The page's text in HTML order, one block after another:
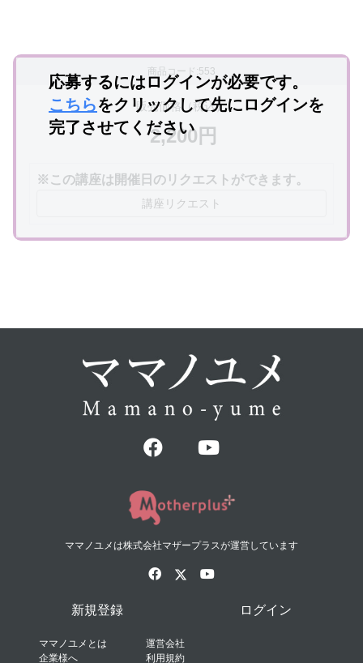
商品コード:553
販売価格（税込）
2,200円
※この講座は開催日のリクエストができます。
講座リクエスト
応募するにはログインが必要です。
こちらをクリックして先にログインを
完了させてください
ママノユメは株式会社マザープラスが運営しています
新規登録 ログイン
ママノユメとは
企業様へ
運営会社
利用規約